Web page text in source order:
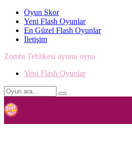
Oyun Skor
Yeni Flash Oyunlar
En Güzel Flash Oyunlar
İletişim
Zombi Tehlikesi oyunu oyna
Yeni Flash Oyunlar